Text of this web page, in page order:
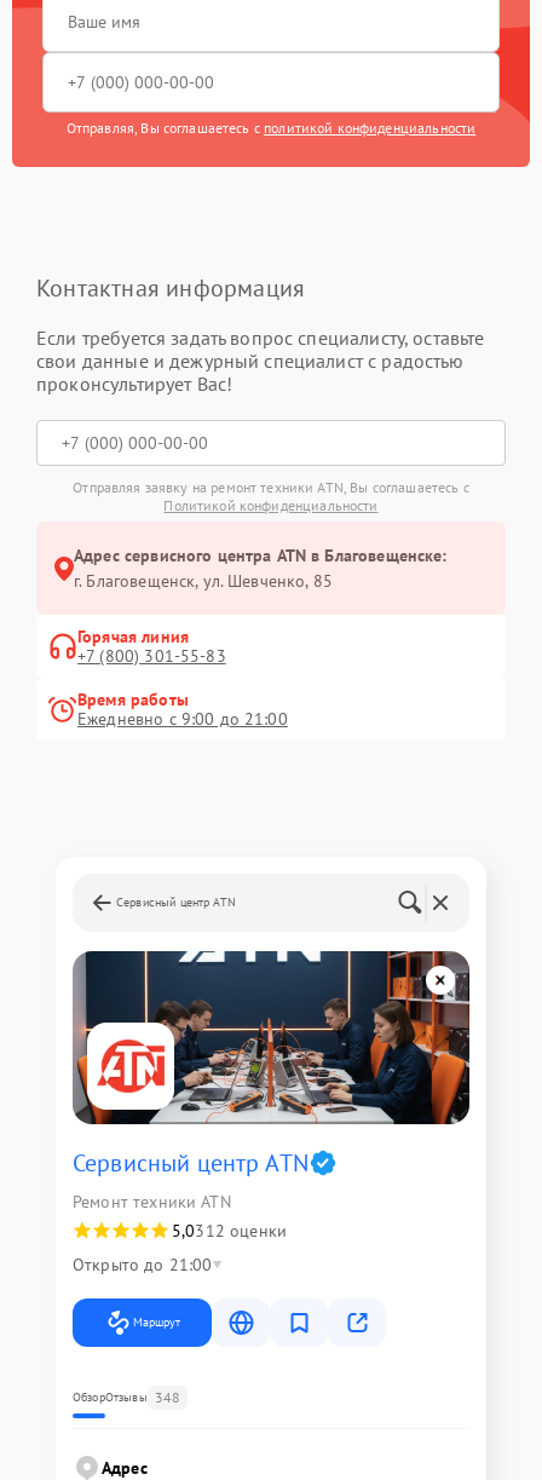
Отправляя, Вы соглашаетесь с политикой конфиденциальности
Контактная информация
Если требуется задать вопрос специалисту, оставьте
свои данные и дежурный специалист с радостью
проконсультирует Вас!
Отправляя заявку на ремонт техники ATN, Вы соглашаетесь с
Политикой конфиденциальности
Адрес сервисного центра ATN в Благовещенске:
г. Благовещенск, ул. Шевченко, 85
Горячая линия
+7 (800) 301-55-83
Время работы
Ежедневно с 9:00 до 21:00
Сервисный центр ATN
Сервисный центр ATN
Ремонт техники ATN
5,0312 оценки
Открыто до 21:00
Маршрут
ОбзорОтзывы 348
Адрес